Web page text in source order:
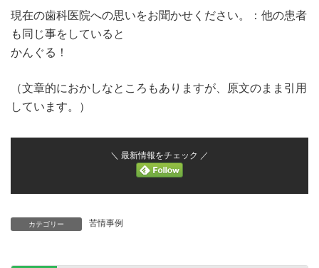
現在の歯科医院への思いをお聞かせください。：他の患者
も同じ事をしていると
かんぐる！
（文章的におかしなところもありますが、原文のまま引用
しています。）
＼ 最新情報をチェック ／
カテゴリー 苦情事例